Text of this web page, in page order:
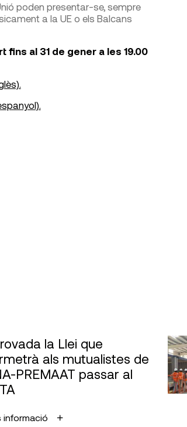
poden presentar-se, sempre
a la UE o els Balcans
al 31 de gener a les 19.00
la Llei que
als mutualistes de
PREMAAT passar al
informació